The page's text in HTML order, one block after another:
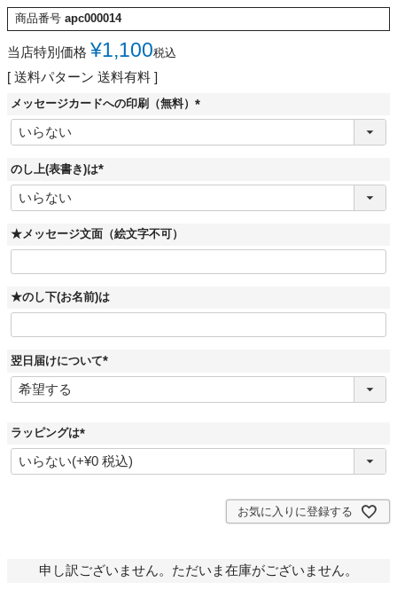
商品番号 apc000014
当店特別価格 ¥1,100税込
送料パターン 送料有料
メッセージカードへの印刷（無料）
(
須
のし上(表書き)は
(
須
)
★メッセージ文面（絵文字不可）
★のし下(お名前)は
翌日届けについて
(
須
ラッピングは
(
必
須
お気に入りに登録する
申し訳ございません。ただいま在庫がございません。